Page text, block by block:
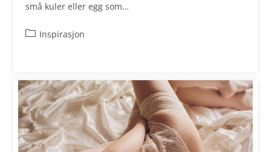
små kuler eller egg som…
Inspirasjon